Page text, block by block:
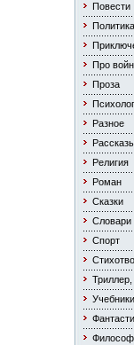
Повести
Политика
Про
Проза
Разное
Религия
Роман
Сказки
Словари
Спорт